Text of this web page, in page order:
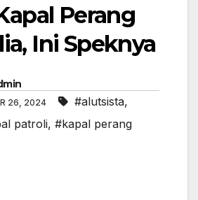
Perang
Ini Speknya
26, 2024 #alutsista,
patroli, #kapal perang